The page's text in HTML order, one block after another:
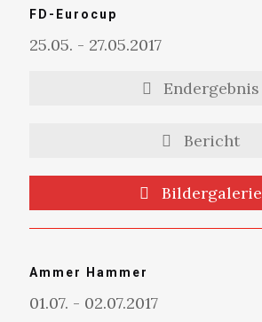
FD-Eurocup
25.05. - 27.05.2017
Endergebnis
Bericht
Bildergalerie
Ammer Hammer
01.07. - 02.07.2017